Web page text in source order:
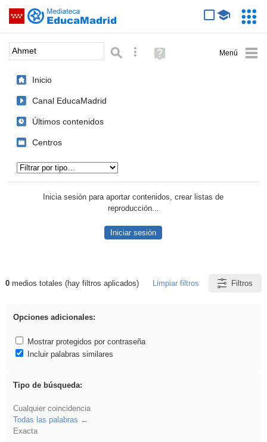
Saltar navegación
Palabra o frase: Búsqueda avanzada
Ayuda
(en
Inicio
Canal EducaMadrid
Últimos contenidos
Centros
Inicia sesión para aportar contenidos, crear listas de
reproducción...
Iniciar sesión
Resultados de: Ahmet
0medios totales (hay filtros aplicados) Limpiar filtros Filtros
Opciones adicionales:
Mostrar protegidos por contraseña
Incluir palabras similares
Tipo de búsqueda:
Cualquier coincidencia
Todas las palabras
Exacta